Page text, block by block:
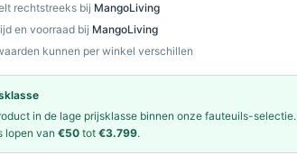
rechtstreeks bij MangoLiving
en voorraad bij MangoLiving
kunnen per winkel verschillen
in de lage prijsklasse binnen onze fauteuils-selectie.
lopen van €50 tot €3.799.